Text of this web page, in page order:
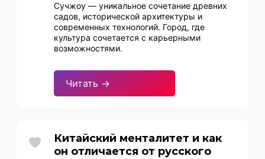
Сучжоу — уникальное сочетание древних
садов, исторической архитектуры и
современных технологий. Город, где
культура сочетается с карьерными
возможностями.
Читать →
Китайский менталитет и как
он отличается от русского